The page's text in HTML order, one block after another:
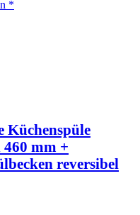
*
Küchenspüle
mm +
reversibel